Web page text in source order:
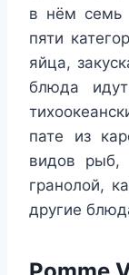
в нём семь
пяти
яйца,
блюда
пате из
видов рыб,
гранолой,
другие